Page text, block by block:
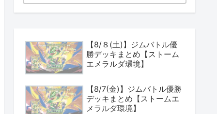
【8/８(土)】ジムバトル優
勝デッキまとめ【ストーム
エメラルダ環境】
【8/7(金)】ジムバトル優勝
デッキまとめ【ストームエ
メラルダ環境】